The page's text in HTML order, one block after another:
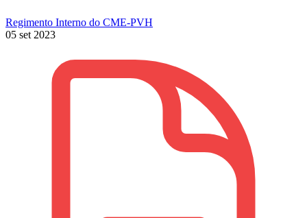
Regimento Interno do CME-PVH
05 set 2023